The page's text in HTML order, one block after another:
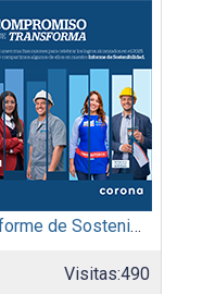
Informe de Sostenibilidad 2025: Organización Corona
Visitas:490